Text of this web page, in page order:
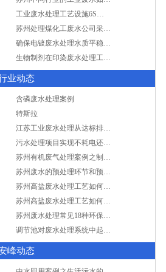
工业废水处理工艺设施6S现场管理
苏州处理煤化工废水公司采用哪些工艺方法?
确保电镀废水处理水质平稳因素有哪些？
生物制剂在印染废水处理工艺技术中效果如何？
业动态
含磷废水处理案例
特斯拉
江苏工业废水处理从达标排放到零排放
污水处理项目实现不耗电还省电的技术革新
苏州有机废气处理案例之制药类企业处理工艺
苏州废水的预处理环节和预计达到目的
苏州高盐废水处理工艺如何实现行业升级
苏州高盐废水处理工艺如何实现行业升级
苏州废水处理常见18种环保术语，秒懂！
调节池对废水处理系统中起到怎样的作用？
峰动态